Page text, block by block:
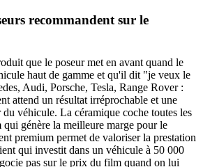
recommandent sur le
que le poseur met en avant quand le
haut de gamme et qu'il dit "je veux le
Audi, Porsche, Tesla, Range Rover :
attend un résultat irréprochable et une
véhicule. La céramique coche toutes les
qui génère la meilleure marge pour le
premium permet de valoriser la prestation
qui investit dans un véhicule à 50 000
pas sur le prix du film quand on lui